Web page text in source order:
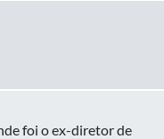
foi o ex-diretor de